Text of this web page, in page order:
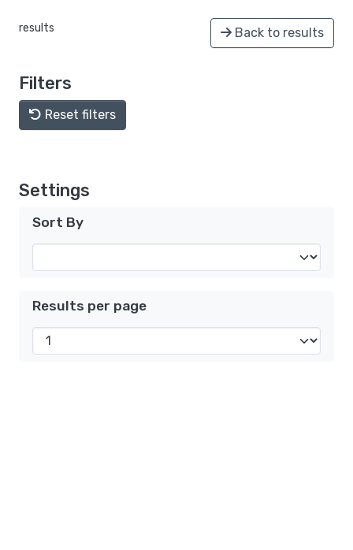
results Back to results
Filters
Reset filters
Settings
Sort By
Results per page